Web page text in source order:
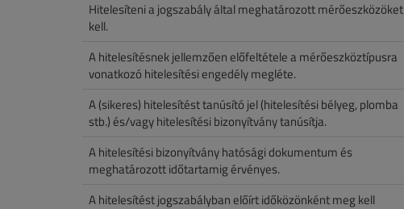
Hitelesíteni a jogszabály által meghatározott mérőeszközöket
kell.
A hitelesítésnek jellemzően előfeltétele a mérőeszköztípusra
vonatkozó hitelesítési engedély megléte.
A (sikeres) hitelesítést tanúsító jel (hitelesítési bélyeg, plomba
stb.) és/vagy hitelesítési bizonyítvány tanúsítja.
A hitelesítési bizonyítvány hatósági dokumentum és
meghatározott időtartamig érvényes.
A hitelesítést jogszabályban előírt időközönként meg kell